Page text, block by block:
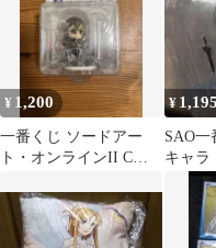
¥ 1,200
一番くじ ソードアー
ト・オンラインII C賞
ラ
¥ 1,195
SAO
キャ
ギュア